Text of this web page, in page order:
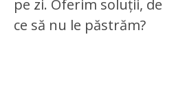
pe zi. Oferim soluții, de
ce să nu le păstrăm?